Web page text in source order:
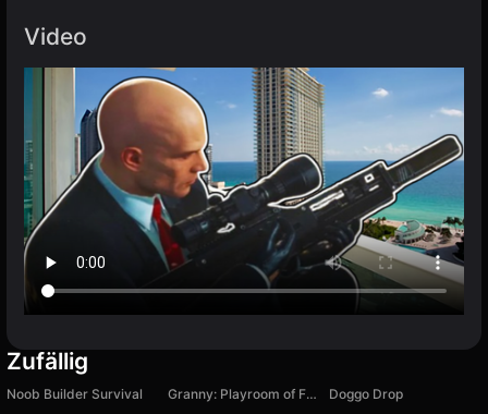
Video
Zufällig
Noob Builder Survival Granny: Playroom of Fear
Doggo Drop